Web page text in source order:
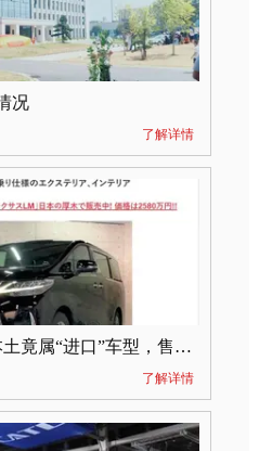
况
了解详情
雷克萨斯LM在日本本土竟属“进口”车型，售价2580万日元
了解详情